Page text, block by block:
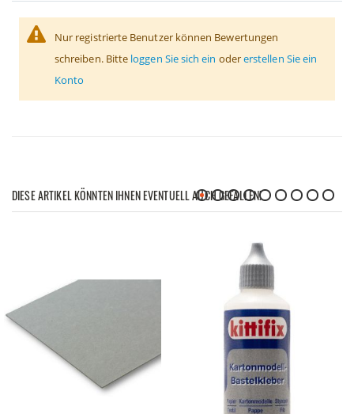
Nur registrierte Benutzer können Bewertungen
schreiben. Bitte loggen Sie sich ein odererstellen Sie ein
Konto
DIESE ARTIKEL KÖNNTEN IHNEN EVENTUELL AUCH GEFALLEN!